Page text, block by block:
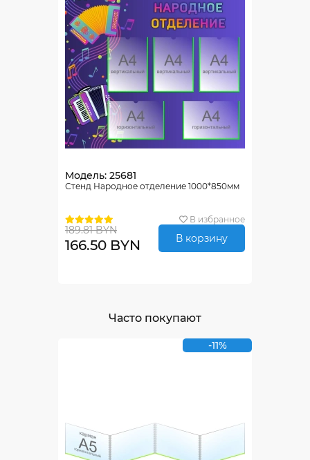
Модель: 25681
Стенд Народное отделение 1000*850мм
В избранное
189.81 BYN
166.50 BYN В корзину
Часто покупают
-11%